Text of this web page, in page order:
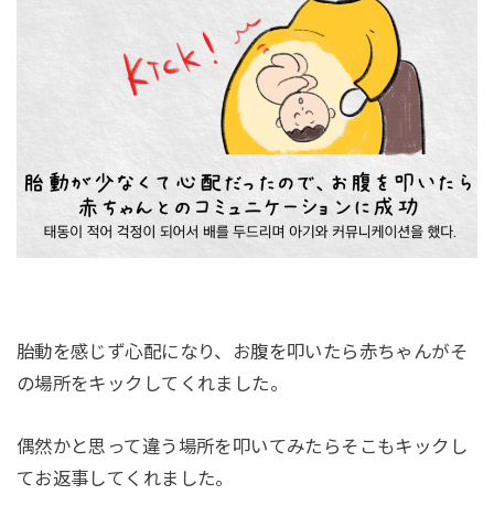
胎動を感じず心配になり、お腹を叩いたら赤ちゃんがそ
の場所をキックしてくれました。
偶然かと思って違う場所を叩いてみたらそこもキックし
てお返事してくれました。